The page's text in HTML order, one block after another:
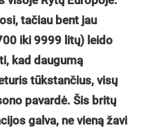
tačiau bent jau
iki 9999 litų) leido
kad daugumą
tūkstančius, visų
pavardė. Šis britų
galva, ne vieną žavi